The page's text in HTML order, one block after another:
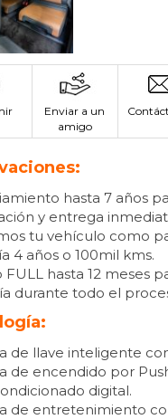
Enviar a un
amigo
hasta 7 años
y entrega
tu vehículo como
4 años o 100mil kms.
FULL hasta 12 meses
durante todo el
de llave inteligente
de encendido por
digital.
de entretenimiento